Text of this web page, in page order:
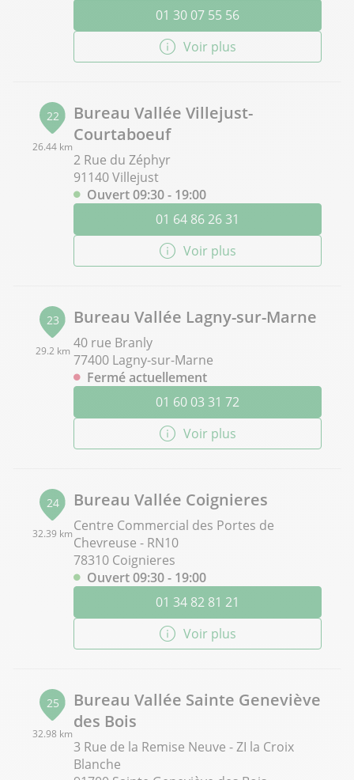
01 30 07 55 56
Voir plus
22
26.44 km
Bureau Vallée Villejust-
Courtaboeuf
2 Rue du Zéphyr
91140 Villejust
Ouvert 09:30 - 19:00
01 64 86 26 31
Voir plus
23
29.2 km
Bureau Vallée Lagny-sur-Marne
40 rue Branly
77400 Lagny-sur-Marne
Fermé actuellement
01 60 03 31 72
Voir plus
24
32.39 km
Bureau Vallée Coignieres
Centre Commercial des Portes de
Chevreuse - RN10
78310 Coignieres
Ouvert 09:30 - 19:00
01 34 82 81 21
Voir plus
25
32.98 km
Bureau Vallée Sainte Geneviève
des Bois
3 Rue de la Remise Neuve - ZI la Croix
Blanche